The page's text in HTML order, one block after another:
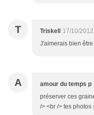
T Triskell
17/10/
J'aimerais bien
A amour du temps p
préserver ces
/> <br /> tes